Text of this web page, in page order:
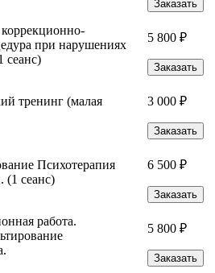
Заказать
при нарушениях
сеанс)
5 800 ₽
Заказать
тренинг (малая
3 000 ₽
Заказать
Психотерапия
сеанс)
6 500 ₽
Заказать
работа.
5 800 ₽
Заказать